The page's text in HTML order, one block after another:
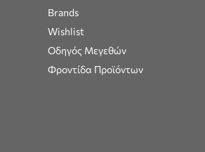
Brands
Wishlist
Οδηγός Μεγεθών
Φροντίδα Προϊόντων